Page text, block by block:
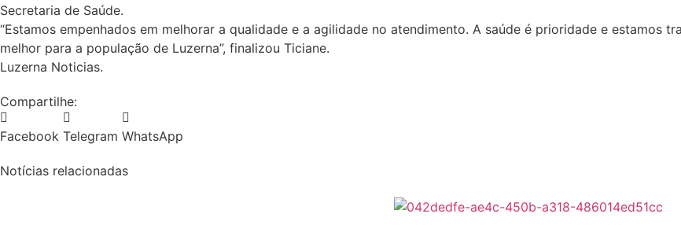
Secretaria de Saúde.
“Estamos empenhados em melhorar a qualidade e a agilidade no atendimento. A saúde é prioridade e estamos
melhor para a população de Luzerna”, finalizou Ticiane.
Luzerna Noticias.
Compartilhe:
Facebook Telegram WhatsApp
Notícias relacionadas